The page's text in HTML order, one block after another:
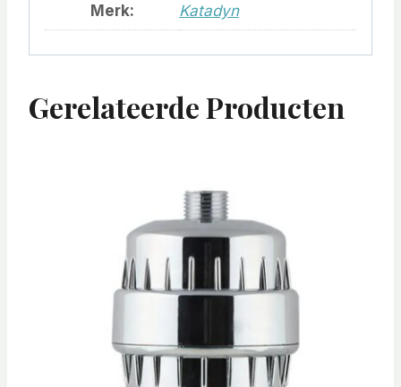
Merk: Katadyn
Gerelateerde Producten